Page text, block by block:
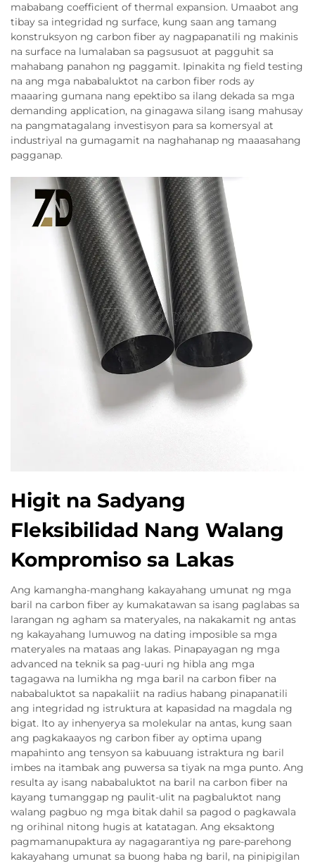
mababang coefficient of thermal expansion. Umaabot ang
tibay sa integridad ng surface, kung saan ang tamang
konstruksyon ng carbon fiber ay nagpapanatili ng makinis
na surface na lumalaban sa pagsusuot at pagguhit sa
mahabang panahon ng paggamit. Ipinakita ng field testing
na ang mga nababaluktot na carbon fiber rods ay
maaaring gumana nang epektibo sa ilang dekada sa mga
demanding application, na ginagawa silang isang mahusay
na pangmatagalang investisyon para sa komersyal at
industriyal na gumagamit na naghahanap ng maaasahang
pagganap.
Higit na Sadyang
Fleksibilidad Nang Walang
Kompromiso sa Lakas
Ang kamangha-manghang kakayahang umunat ng mga
baril na carbon fiber ay kumakatawan sa isang paglabas sa
larangan ng agham sa materyales, na nakakamit ng antas
ng kakayahang lumuwog na dating imposible sa mga
materyales na mataas ang lakas. Pinapayagan ng mga
advanced na teknik sa pag-uuri ng hibla ang mga
tagagawa na lumikha ng mga baril na carbon fiber na
nababaluktot sa napakaliit na radius habang pinapanatili
ang integridad ng istruktura at kapasidad na magdala ng
bigat. Ito ay inhenyerya sa molekular na antas, kung saan
ang pagkakaayos ng carbon fiber ay optima upang
mapahinto ang tensyon sa kabuuang istraktura ng baril
imbes na itambak ang puwersa sa tiyak na mga punto. Ang
resulta ay isang nababaluktot na baril na carbon fiber na
kayang tumanggap ng paulit-ulit na pagbaluktot nang
walang pagbuo ng mga bitak dahil sa pagod o pagkawala
ng orihinal nitong hugis at katatagan. Ang eksaktong
pagmamanupaktura ay nagagarantiya ng pare-parehong
kakayahang umunat sa buong haba ng baril, na pinipigilan